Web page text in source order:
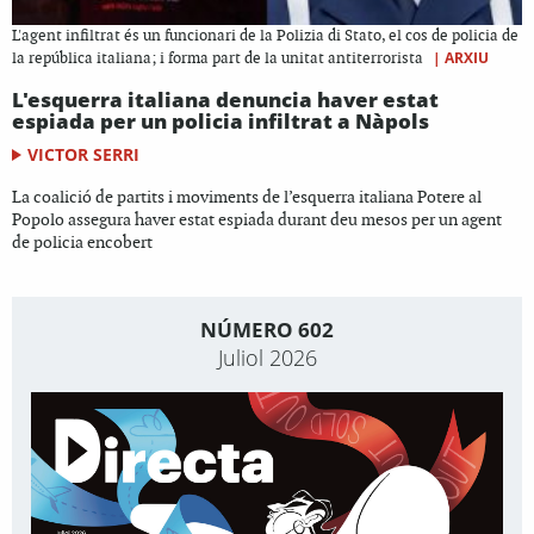
L'agent infiltrat és un funcionari de la Polizia di Stato, el cos de policia de
la república italiana; i forma part de la unitat antiterrorista
| ARXIU
L'esquerra italiana denuncia haver estat
espiada per un policia infiltrat a Nàpols
VICTOR SERRI
La coalició de partits i moviments de l’esquerra italiana Potere al
Popolo assegura haver estat espiada durant deu mesos per un agent
de policia encobert
NÚMERO 602
Juliol 2026